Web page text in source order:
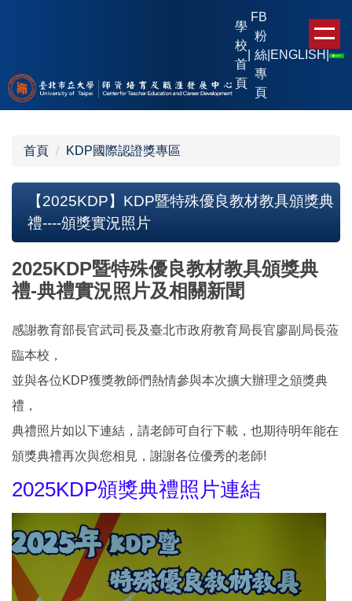
內
容
學
校
首
頁
FB
粉
絲
專
頁
ENGLISH |
首頁 KDP國際認證獎專區
【2025KDP】KDP暨特殊優良教材教具頒獎典
禮----頒獎實況照片
2025KDP暨特殊優良教材教具頒獎典
禮-典禮實況照片及相關新聞
感謝教育部長官武司長及臺北市政府教育局長官廖副局長蒞
臨本校，
並與各位KDP獲獎教師們熱情參與本次擴大辦理之頒獎典
禮，
典禮照片如以下連結，請老師可自行下載，也期待明年能在
頒獎典禮再次與您相見，謝謝各位優秀的老師!
2025KDP頒獎典禮照片連結